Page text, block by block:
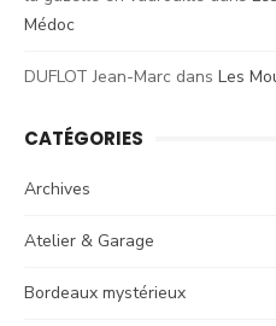
Médoc
DUFLOT Jean-Marc dans Les
CATÉGORIES
Archives
Atelier & Garage
Bordeaux mystérieux